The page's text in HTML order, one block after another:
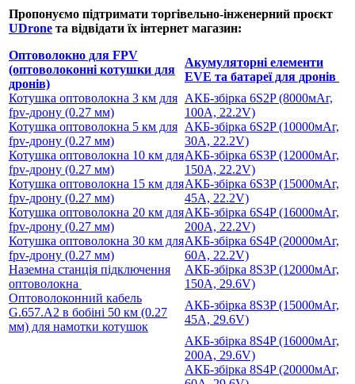
Пропонуємо підтримати торгівельно-інженерний проєкт
UDrone та відвідати їх інтернет магазин:
Оптоволокно для FPV
(оптоволоконні котушки для
дронів)
Акумуляторні елементи
EVE та батареї для дронів
Котушка оптоволокна 3 км для
fpv-дрону (0.27 мм)
АКБ-збірка 6S2P (8000мАг,
100А, 22.2V)
Котушка оптоволокна 5 км для
fpv-дрону (0.27 мм)
АКБ-збірка 6S2P (10000мАг,
30А, 22.2V)
Котушка оптоволокна 10 км для
fpv-дрону (0.27 мм)
АКБ-збірка 6S3P (12000мАг,
150А, 22.2V)
Котушка оптоволокна 15 км для
fpv-дрону (0.27 мм)
АКБ-збірка 6S3P (15000мАг,
45А, 22.2V)
Котушка оптоволокна 20 км для
fpv-дрону (0.27 мм)
АКБ-збірка 6S4P (16000мАг,
200А, 22.2V)
Котушка оптоволокна 30 км для
fpv-дрону (0.27 мм)
АКБ-збірка 6S4P (20000мАг,
60А, 22.2V)
Наземна станція підключення
оптоволокна
АКБ-збірка 8S3P (12000мАг,
150А, 29.6V)
Оптоволоконний кабель
G.657.A2 в бобіні 50 км (0.27
мм) для намотки котушок
АКБ-збірка 8S3P (15000мАг,
45А, 29.6V)
АКБ-збірка 8S4P (16000мАг,
200А, 29.6V)
АКБ-збірка 8S4P (20000мАг,